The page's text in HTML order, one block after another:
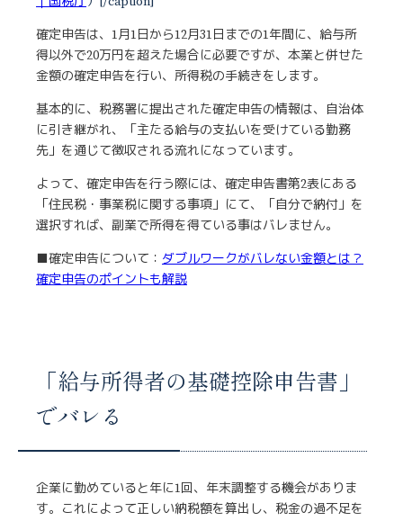
確定申告は、1月1日から12月31日までの1年間に、給与所
得以外で20万円を超えた場合に必要ですが、本業と併せた
金額の確定申告を行い、所得税の手続きをします。
基本的に、税務署に提出された確定申告の情報は、自治体
に引き継がれ、「主たる給与の支払いを受けている勤務
先」を通じて徴収される流れになっています。
よって、確定申告を行う際には、確定申告書第2表にある
「住民税・事業税に関する事項」にて、「自分で納付」を
選択すれば、副業で所得を得ている事はバレません。
■確定申告について： ダブルワークがバレない金額とは？
確定申告のポイントも解説
「給与所得者の基礎控除申告書」
でバレる
企業に勤めていると年に1回、年末調整する機会がありま
す。これによって正しい納税額を算出し、税金の過不足を